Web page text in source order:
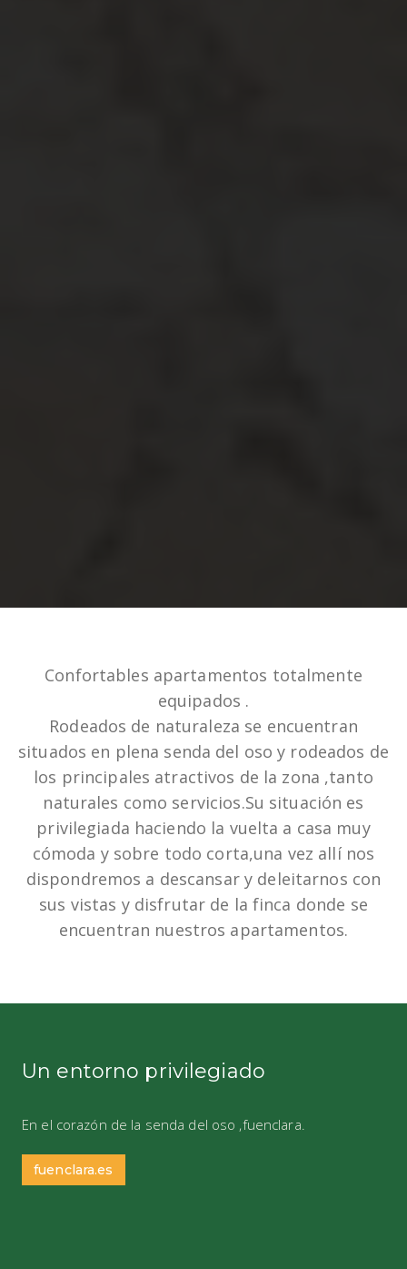
Confortables apartamentos totalmente
equipados .
Rodeados de naturaleza se encuentran
situados en plena senda del oso y rodeados de
los principales atractivos de la zona ,tanto
naturales como servicios.Su situación es
privilegiada haciendo la vuelta a casa muy
cómoda y sobre todo corta,una vez allí nos
dispondremos a descansar y deleitarnos con
sus vistas y disfrutar de la finca donde se
encuentran nuestros apartamentos.
Un entorno privilegiado
En el corazón de la senda del oso ,fuenclara.
fuenclara.es